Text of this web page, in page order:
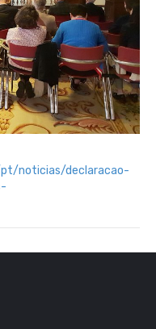
noticias/declaracao-